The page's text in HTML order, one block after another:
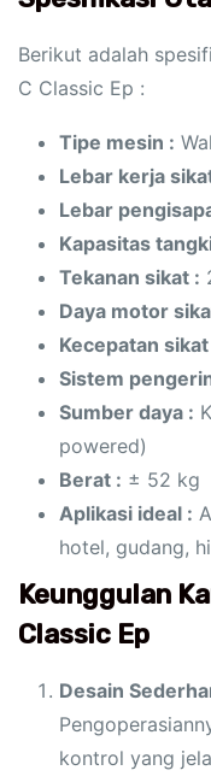
Berikut adalah
C Classic Ep :
Tipe mesin :
Lebar kerja
Lebar
Kapasitas
Tekanan sikat :
Daya motor
Kecepatan sikat
Sistem
Sumber daya :
powered)
Berat : ± 52 kg
Aplikasi ideal :
hotel, gudang,
Keunggulan
Classic Ep
Desain
kontrol yang